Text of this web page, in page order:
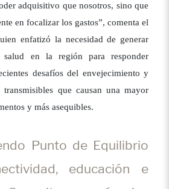
adquisitivo que nosotros, sino que
en focalizar los gastos”, comenta el
enfatizó la necesidad de generar
salud en la región para responder
desafíos del envejecimiento y
transmisibles que causan una mayor
y más asequibles.
Punto de Equilibrio
educación e